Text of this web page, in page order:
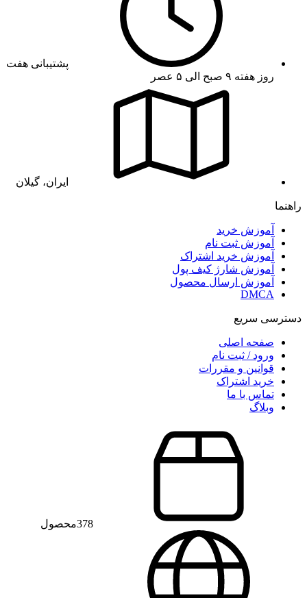
پشتیبانی هفت
روز هفته ۹ صبح الی ۵ عصر
ایران، گیلان
راهنما
آموزش خرید
آموزش ثبت نام
آموزش خرید اشتراک
آموزش شارژ کیف پول
آموزش ارسال محصول
DMCA
دسترسی سریع
صفحه اصلی
ورود / ثبت نام
قوانین و مقررات
خرید اشتراک
تماس با ما
وبلاگ
378محصول